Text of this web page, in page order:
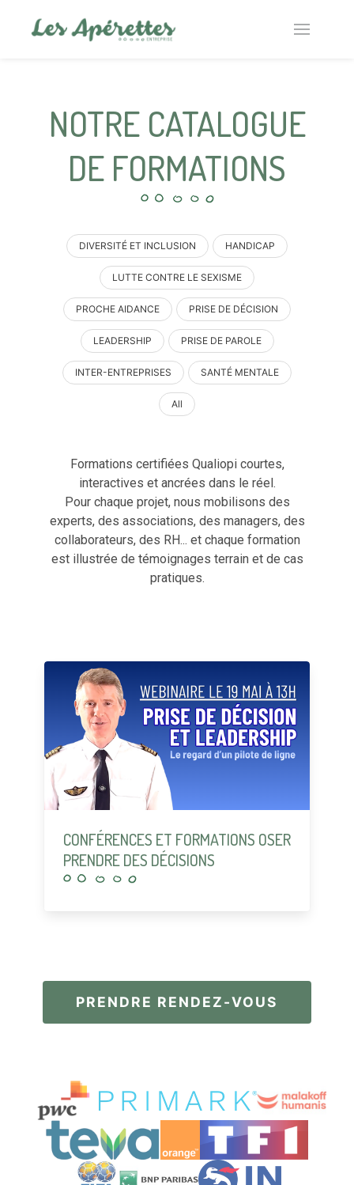
NOTRE CATALOGUE
DE FORMATIONS
DIVERSITÉ ET INCLUSION HANDICAP
LUTTE CONTRE LE SEXISME
PROCHE AIDANCE PRISE DE DÉCISION
LEADERSHIP PRISE DE PAROLE
INTER-ENTREPRISES SANTÉ MENTALE
All
Formations certifiées Qualiopi courtes,
interactives et ancrées dans le réel.
Pour chaque projet, nous mobilisons des
experts, des associations, des managers, des
collaborateurs, des RH... et chaque formation
est illustrée de témoignages terrain et de cas
pratiques.
CONFÉRENCES ET FORMATIONS OSER
PRENDRE DES DÉCISIONS
PRENDRE RENDEZ-VOUS